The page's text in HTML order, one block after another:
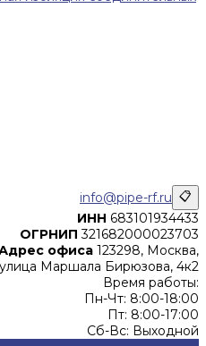
info@pipe-rf.ru 📋
ИНН 683101934433
ОГРНИП 321682000023703
офиса 123298, Москва,
улица Маршала Бирюзова, 4к2
Время работы:
Пн-Чт: 8:00-18:00
Пт: 8:00-17:00
Сб-Вс: Выходной